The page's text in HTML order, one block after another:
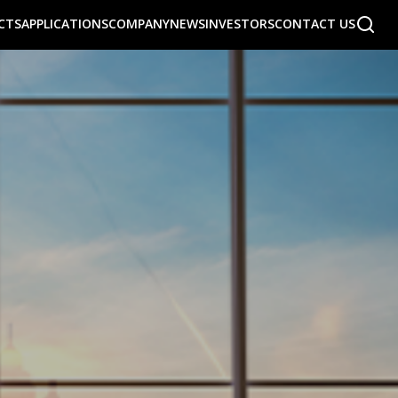
APPLICATIONSCOMPANYNEWSINVESTORSCONTACT US